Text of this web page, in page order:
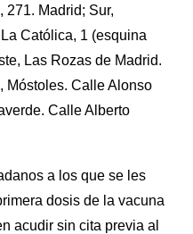
271. Madrid; Sur,
Católica, 1 (esquina
Las Rozas de Madrid.
Móstoles. Calle Alonso
Calle Alberto
a los que se les
dosis de la vacuna
acudir sin cita previa al